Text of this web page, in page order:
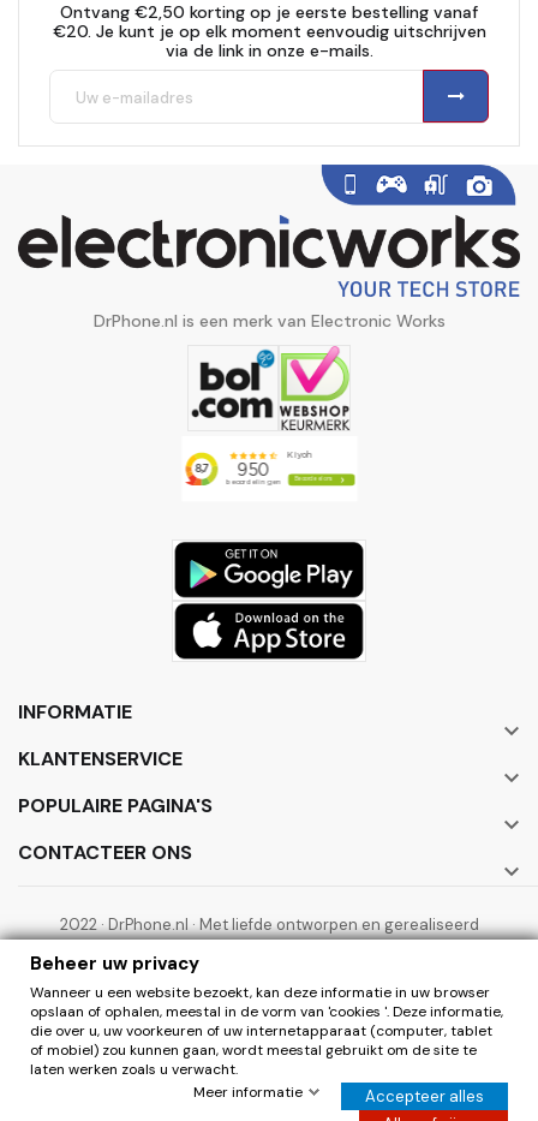
Ontvang €2,50 korting op je eerste bestelling vanaf
€20. Je kunt je op elk moment eenvoudig uitschrijven
via de link in onze e-mails.
DrPhone.nl is een merk van Electronic Works
INFORMATIE

KLANTENSERVICE

POPULAIRE PAGINA'S

CONTACTEER ONS

2022 · DrPhone.nl · Met liefde ontworpen en gerealiseerd
0
Beheer uw privacy
Wanneer u een website bezoekt, kan deze informatie in uw browser
opslaan of ophalen, meestal in de vorm van 'cookies '. Deze informatie,
die over u, uw voorkeuren of uw internetapparaat (computer, tablet
of mobiel) zou kunnen gaan, wordt meestal gebruikt om de site te
laten werken zoals u verwacht.
Meer informatie
Accepteer alles